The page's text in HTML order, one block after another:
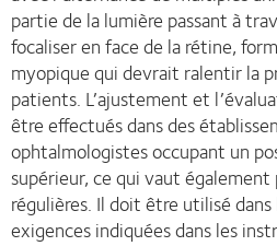
partie de la lumière passant à
focaliser en face de la rétine,
myopique qui devrait ralentir la
patients. L’ajustement et
être effectués dans des
ophtalmologistes occupant un
supérieur, ce qui vaut
régulières. Il doit être utilisé
exigences indiquées dans les